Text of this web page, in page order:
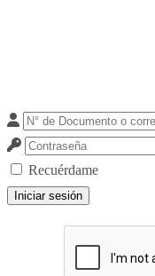
Recuérdame
Iniciar sesión